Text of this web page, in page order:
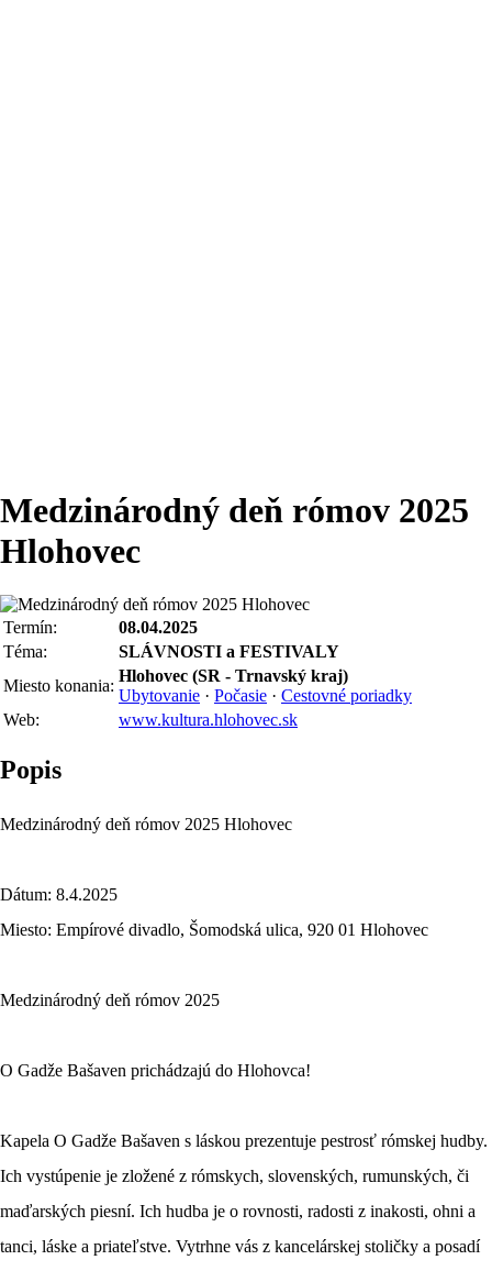
Medzinárodný deň rómov 2025
Hlohovec
Termín:
08.04.2025
Téma:
SLÁVNOSTI a FESTIVALY
Miesto konania:
Hlohovec (SR - Trnavský kraj)
Ubytovanie · Počasie · Cestovné poriadky
Web:
www.kultura.hlohovec.sk
Popis
Medzinárodný deň rómov 2025 Hlohovec
Dátum: 8.4.2025
Miesto: Empírové divadlo, Šomodská ulica, 920 01 Hlohovec
Medzinárodný deň rómov 2025
O Gadže Bašaven prichádzajú do Hlohovca!
Kapela O Gadže Bašaven s láskou prezentuje pestrosť rómskej hudby.
Ich vystúpenie je zložené z rómskych, slovenských, rumunských, či
maďarských piesní. Ich hudba je o rovnosti, radosti z inakosti, ohni a
tanci, láske a priateľstve. Vytrhne vás z kancelárskej stoličky a posadí